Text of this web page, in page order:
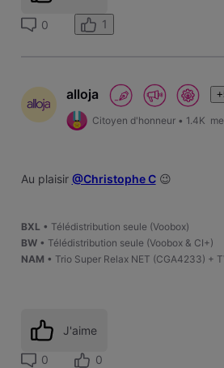
0 1
alloja
Citoyen d'honneur • 1.4K
Au plaisir @Christophe C😉
BXL • Télédistribution seule (Voobox)
BW• Télédistribution seule (Voobox & CI+)
NAM • Trio Super Relax NET (CGA4233) +
J'aime
0 0